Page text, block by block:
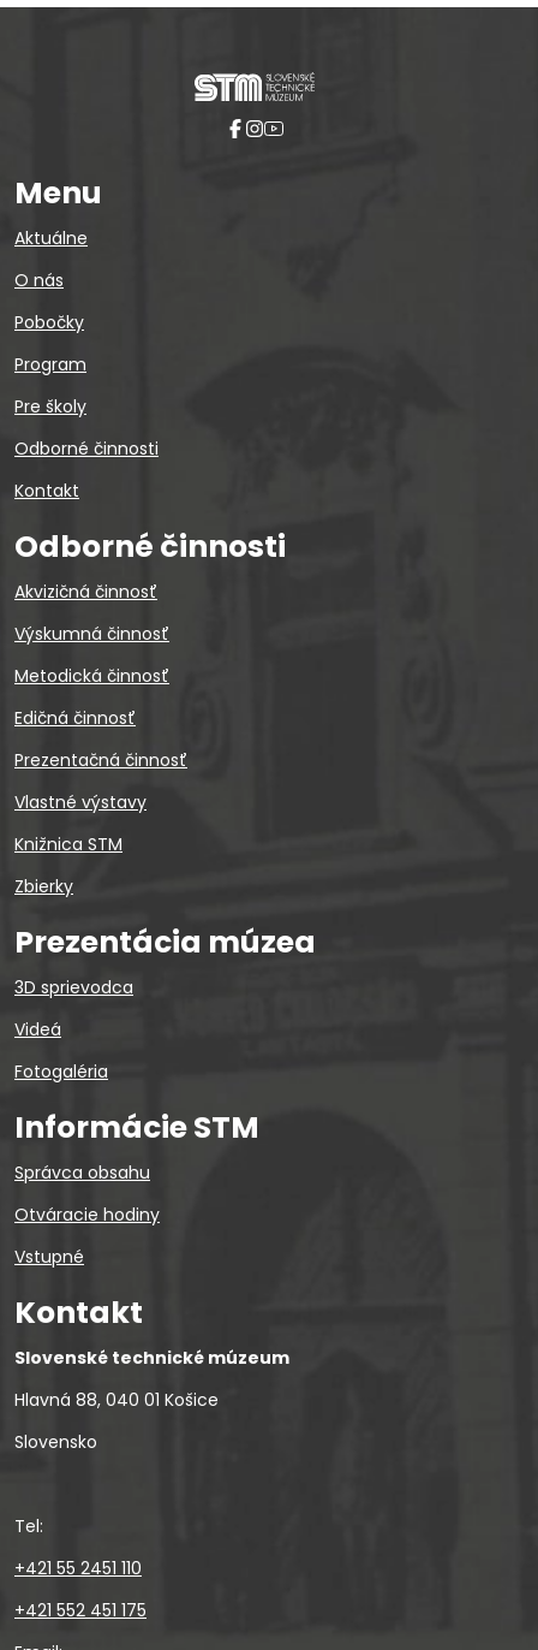
Menu
Aktuálne
O nás
Pobočky
Program
Pre školy
Odborné činnosti
Kontakt
Odborné činnosti
Akvizičná činnosť
Výskumná činnosť
Metodická činnosť
Edičná činnosť
Prezentačná činnosť
Vlastné výstavy
Knižnica STM
Zbierky
Prezentácia múzea
3D sprievodca
Videá
Fotogaléria
Informácie STM
Správca obsahu
Otváracie hodiny
Vstupné
Kontakt
Slovenské technické múzeum
Hlavná 88, 040 01 Košice
Slovensko
Tel:
+421 55 2451 110
+421 552 451 175